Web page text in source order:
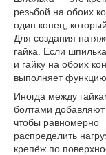
резьбой на обоих
один конец,
Для создания
гайка. Если
и гайку на обоих
выполняет
Иногда между
болтами
чтобы равномерно
распределить
крепёж по